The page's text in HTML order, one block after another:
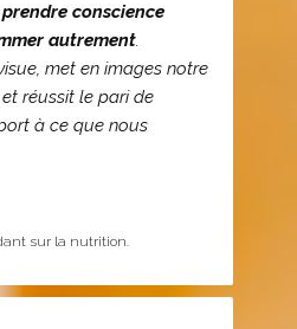
prendre conscience
autrement.
met en images notre
réussit le pari de
à ce que nous
sur la nutrition.